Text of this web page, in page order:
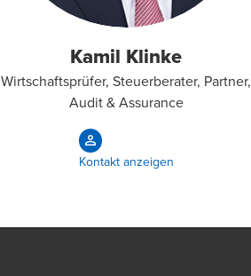
Kamil Klinke
Wirtschaftsprüfer, Steuerberater, Partner,
Audit & Assurance
Kontakt anzeigen